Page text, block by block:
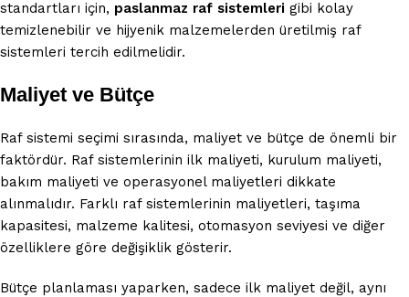
standartları için, paslanmaz raf sistemleri gibi kolay
temizlenebilir ve hijyenik malzemelerden üretilmiş raf
sistemleri tercih edilmelidir.
Maliyet ve Bütçe
Raf sistemi seçimi sırasında, maliyet ve bütçe de önemli bir
faktördür. Raf sistemlerinin ilk maliyeti, kurulum maliyeti,
bakım maliyeti ve operasyonel maliyetleri dikkate
alınmalıdır. Farklı raf sistemlerinin maliyetleri, taşıma
kapasitesi, malzeme kalitesi, otomasyon seviyesi ve diğer
özelliklere göre değişiklik gösterir.
Bütçe planlaması yaparken, sadece ilk maliyet değil, aynı